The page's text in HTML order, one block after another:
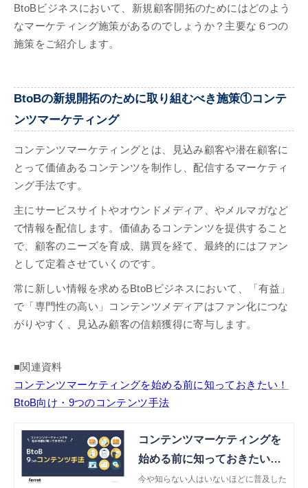
BtoBビジネスにおいて、新規顧客開拓のためにはどのよう
なマーケティング施策があるのでしょうか？主要な６つの
施策をご紹介します。
BtoBの新規開拓のために取り組むべき施策①コンテ
ンツマーケティング
コンテンツマーケティングとは、見込み顧客や潜在顧客に
とって価値あるコンテンツを制作し、配信するマーケティ
ング手法です。
主にサービスサイトやオウンドメディア、やメルマガなど
で情報を配信します。価値あるコンテンツを提供すること
で、顧客のニーズを育成、購買を経て、最終的にはファン
として定着させていくのです。
常に新しい情報を求めるBtoBビジネスにおいて、「有益」
で「専門性の高い」コンテンツメディアはファン化につな
がりやすく、見込み顧客の信頼獲得に寄与します。
■関連資料
コンテンツマーケティングを始める前に知っておきたい！
BtoB向け・9つのコンテンツ手法
コンテンツマーケティングを
始める前に知っておきたい！
BtoB向け・9つのコンテンツ
今や知らない人はいないほどに普及した